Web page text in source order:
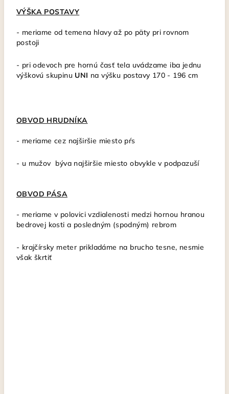
VÝŠKA POSTAVY
- meriame od temena hlavy až po päty pri rovnom
postoji
- pri odevoch pre hornú časť tela uvádzame iba jednu
výškovú skupinu UNI na výšku postavy 170 - 196 cm
OBVOD HRUDNÍKA
- meriame cez najširšie miesto pŕs
- u mužov býva najširšie miesto obvykle v podpazuší
OBVOD PÁSA
- meriame v polovici vzdialenosti medzi hornou hranou
bedrovej kosti a posledným (spodným) rebrom
- krajčírsky meterprikladáme na brucho tesne, nesmie
však škrtiť